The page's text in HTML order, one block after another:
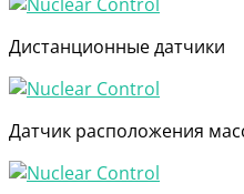
Дистанционные датчики
Датчик расположения